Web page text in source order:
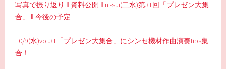
写真で振り返り ‖ 資料公開 ‖ ni-sui(二水)第31回「プレゼン大集
合」 ‖ 今後の予定
10/9(水)vol.31「プレゼン大集合」にシンセ機材作曲演奏tips集
合！